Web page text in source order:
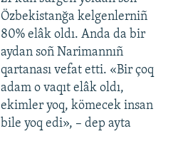
Özbekistanğa kelgenlerniñ
80% elâk oldı. Anda da bir
aydan soñ Narimannıñ
qartanası vefat etti. «Bir çoq
adam o vaqıt elâk oldı,
ekimler yoq, kömecek insan
bile yoq edi», – dep ayta